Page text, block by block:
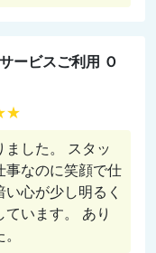
ービスご利用 Ｏ
した。 スタッ
事なのに笑顔で仕
心が少し明るく
います。 あり